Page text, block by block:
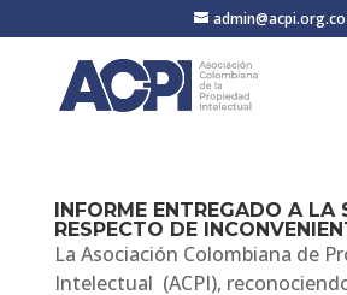
admin@acpi.org.co
INFORME ENTREGADO A LA
RESPECTO DE
La Asociación Colombiana de
Intelectual (ACPI),